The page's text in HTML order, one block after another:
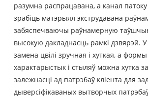
разумна распрацавана, а канал
зрабіць матэрыял экструдавана
забяспечваючы раўнамерную
высокую дакладнасць рамкі дзвярэй.
замена цвілі зручная і хуткая, а
характарыстык і стыляў можна хутка
залежнасці ад патрэбаў кліента для
дыверсіфікаваных вытворчых